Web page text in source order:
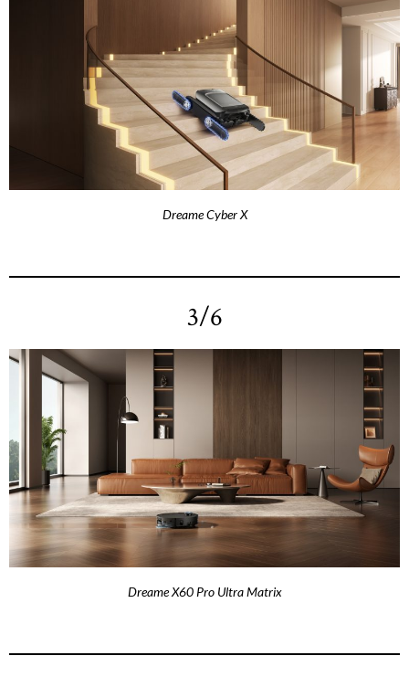
Dreame Cyber X
3/6
Dreame X60 Pro Ultra Matrix